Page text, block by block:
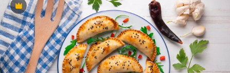
Премиум